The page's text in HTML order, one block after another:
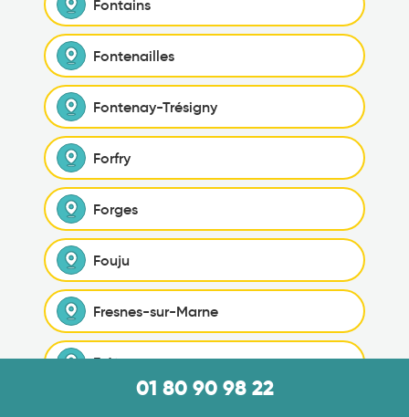
Fontains
Fontenailles
Fontenay-Trésigny
Forfry
Forges
Fouju
Fresnes-sur-Marne
Frétoy
01 80 90 98 22